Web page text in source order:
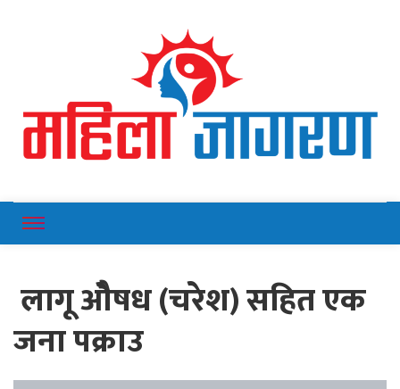
Mahilajagaran
लागू ओैषध (चरेश) सहित एक
जना पक्राउ